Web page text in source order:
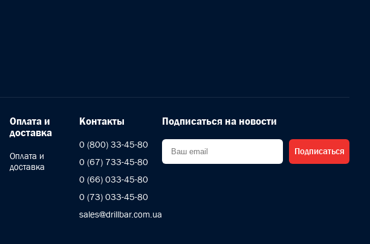
Оплата и
доставка
Оплата и
доставка
Контакты
0 (800) 33-45-80
0 (67) 733-45-80
0 (66) 033-45-80
0 (73) 033-45-80
sales@drillbar.com.ua
Подписаться на новости
Подписаться